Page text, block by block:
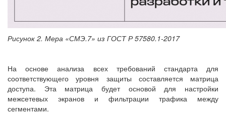
Рисунок 2. Мера «СМЭ.7» из ГОСТ Р 57580.1-2017
На основе анализа всех требований стандарта для
соответствующего уровня защиты составляется матрица
доступа. Эта матрица будет основой для настройки
межсетевых экранов и фильтрации трафика между
сегментами.